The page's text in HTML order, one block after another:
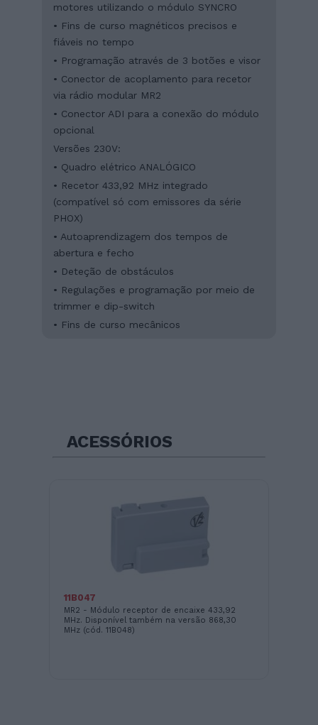
motores utilizando o módulo SYNCRO
• Fins de curso magnéticos precisos e
fiáveis no tempo
• Programação através de 3 botões e visor
• Conector de acoplamento para recetor
via rádio modular MR2
• Conector ADI para a conexão do módulo
opcional
Versões 230V:
• Quadro elétrico ANALÓGICO
• Recetor 433,92 MHz integrado
(compatível só com emissores da série
PHOX)
• Autoaprendizagem dos tempos de
abertura e fecho
• Deteção de obstáculos
• Regulações e programação por meio de
trimmer e dip-switch
• Fins de curso mecânicos
ACESSÓRIOS
11B047
MR2 - Módulo receptor de encaixe 433,92
MHz. Disponível também na versão 868,30
MHz (cód. 11B048)